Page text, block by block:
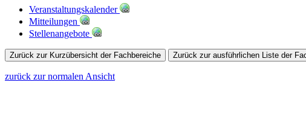
Veranstaltungskalender
Mitteilungen
Stellenangebote
zurück zur normalen Ansicht